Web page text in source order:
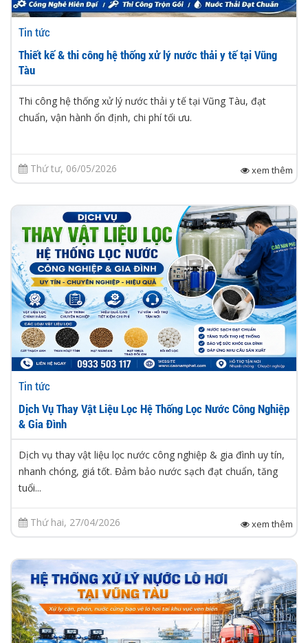
Tin tức
Thiết kế & thi công hệ thống xử lý nước thải y tế tại Vũng
Tàu
Thi công hệ thống xử lý nước thải y tế tại Vũng Tàu, đạt
chuẩn, vận hành ổn định, chi phí tối ưu.
Thứ tư, 06/05/2026 xem thêm
Tin tức
Dịch Vụ Thay Vật Liệu Lọc Hệ Thống Lọc Nước Công Nghiệp
& Gia Đình
Dịch vụ thay vật liệu lọc nước công nghiệp & gia đình uy tín,
nhanh chóng, giá tốt. Đảm bảo nước sạch đạt chuẩn, tăng
tuổi...
Thứ hai, 27/04/2026 xem thêm